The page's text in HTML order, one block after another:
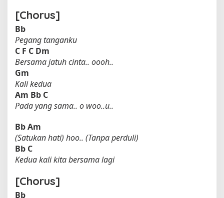
[Chorus]
Bb
Pegang tanganku
C F C Dm
Bersama jatuh cinta.. oooh..
Gm
Kali kedua
Am Bb C
Pada yang sama.. o woo..u..
BbAm
(Satukan hati) hoo.. (Tanpa perduli)
Bb C
Kedua kali kita bersama lagi
[Chorus]
Bb